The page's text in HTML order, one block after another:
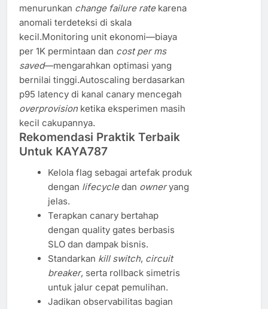
menurunkan change failure ratekarena
anomali terdeteksi di skala
kecil.Monitoring unit ekonomi—biaya
per 1K permintaan dan cost per ms
saved—mengarahkan optimasi yang
bernilai tinggi.Autoscaling berdasarkan
p95 latency di kanal canary mencegah
overprovision ketika eksperimen masih
kecil cakupannya.
Rekomendasi Praktik Terbaik
Untuk KAYA787
Kelola flag sebagai artefak produk
dengan lifecycledan owneryang
jelas.
Terapkan canary bertahap
dengan quality gates berbasis
SLO dan dampak bisnis.
Standarkan kill switch, circuit
breaker, serta rollback simetris
untuk jalur cepat pemulihan.
Jadikan observabilitas bagian